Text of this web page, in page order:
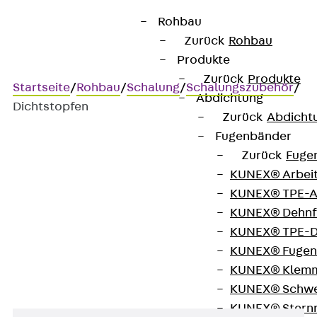
Rohbau
Zurück Rohbau
Produkte
Zurück Produkte
Abdichtung
Zurück
Fugenbänder
Zurück
KUNEX®
KUNEX®
KUNEX®
KUNEX®
KUNEX®
KUNEX®
KUNEX®
KUNEX®
Startseite/Rohbau/Schalung/Schalungszubehör/
Dichtstopfen
Stopfen zur Abdichtung von